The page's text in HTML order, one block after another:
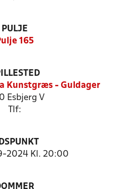
PULJE
165
Kunstgræs - Guldager
Esbjerg V
Tlf:
2024 Kl. 20:00